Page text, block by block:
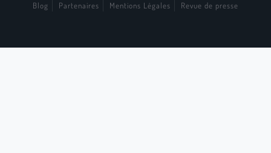
Blog Partenaires Mentions Légales Revue de presse